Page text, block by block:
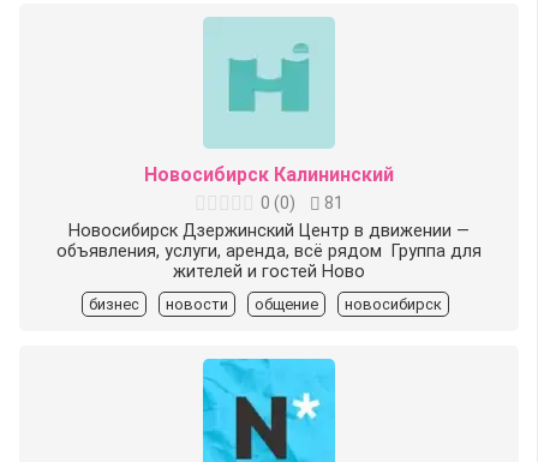
Новосибирск Калининский
0 (0)
81
Новосибирск Дзержинский Центр в движении —
объявления, услуги, аренда, всё рядом ️ Группа для
жителей и гостей Ново
бизнес новости общение новосибирск